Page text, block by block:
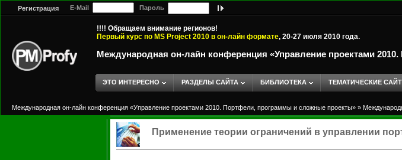
Регистрация E-Mail Пароль
!!!! Обращаем внимание регионов!
Первый курс по MS Project 2010 в он-лайн формате, 20-27 июля 2010 года.
Международная он-лайн конференция «Управление проектами
ЭТО ИНТЕРЕСНО РАЗДЕЛЫ САЙТА БИБЛИОТЕКА ТЕМАТИЧЕСКИЕ
Международная он-лайн конференция «Управление проектами 2010. Портфели, программы и сложные проекты» »
Применение теории ограничений в управлении